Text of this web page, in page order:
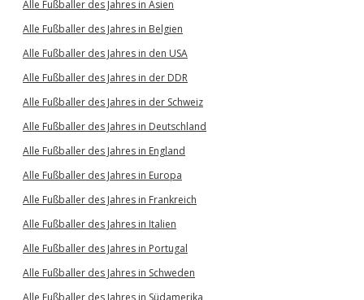
Alle Fußballer des Jahres in Asien
Alle Fußballer des Jahres in Belgien
Alle Fußballer des Jahres in den USA
Alle Fußballer des Jahres in der DDR
Alle Fußballer des Jahres in der Schweiz
Alle Fußballer des Jahres in Deutschland
Alle Fußballer des Jahres in England
Alle Fußballer des Jahres in Europa
Alle Fußballer des Jahres in Frankreich
Alle Fußballer des Jahres in Italien
Alle Fußballer des Jahres in Portugal
Alle Fußballer des Jahres in Schweden
Alle Fußballer des Jahres in Südamerika